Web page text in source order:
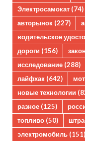
Электросамокат (74)
авторынок (227)
водительское
дороги (156) закон
исследование (288)
лайфхак (642)
новые технологии
разное (125)
топливо (50)
электромобиль (151)